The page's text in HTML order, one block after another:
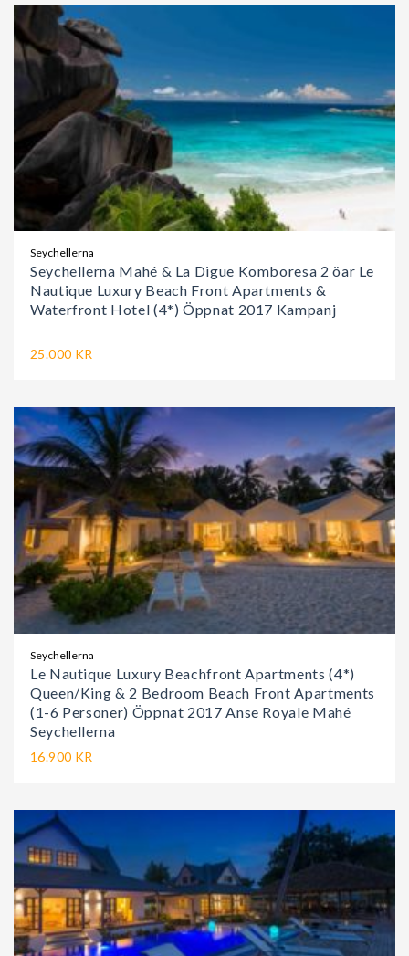
Seychellerna
Seychellerna Mahé & La Digue Komboresa 2 öar Le
Nautique Luxury Beach Front Apartments &
Waterfront Hotel (4*) Öppnat 2017 Kampanj
25.000 KR
Seychellerna
Le Nautique Luxury Beachfront Apartments (4*)
Queen/King & 2 Bedroom Beach Front Apartments
(1-6 Personer) Öppnat 2017 Anse Royale Mahé
Seychellerna
16.900 KR